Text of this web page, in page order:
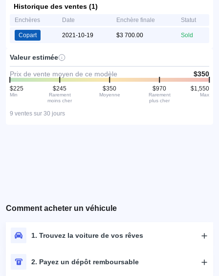
Historique des ventes (1)
Enchères Date Enchère finale Statut
Copart 2021-10-19 $3 700.00 Sold
Valeur estimée
Prix de vente moyen de ce modèle $350
$225
Min
$245
Rarement
moins cher
$350
Moyenne
$970
Rarement
plus cher
$1,550
Max
9 ventes sur 30 jours
Comment acheter un véhicule
1. Trouvez la voiture de vos rêves
2. Payez un dépôt remboursable